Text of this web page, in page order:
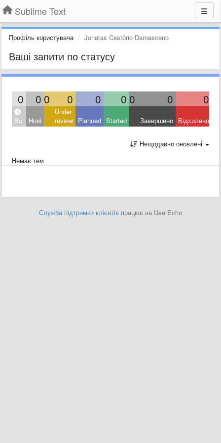
Sublime Text
Профіль користувача Jonatas Castório Damasceno
Ваші запити по статусу
0 0 0 0 0 0 0 0 0
Всі Нові
Under
review Planned Started Завершено Відхилено
Нещодавно оновлені
Немає тем
Служба підтримки клієнтів працює на UserEcho